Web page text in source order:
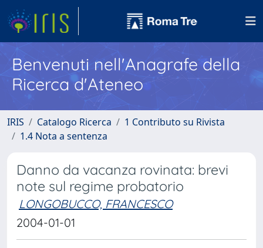
Benvenuti nell'Anagrafe della
Ricerca d'Ateneo
IRIS Catalogo Ricerca
1 Contributo su Rivista
1.4 Nota a sentenza
Danno da vacanza rovinata: brevi
note sul regime probatorio
LONGOBUCCO, FRANCESCO
2004-01-01